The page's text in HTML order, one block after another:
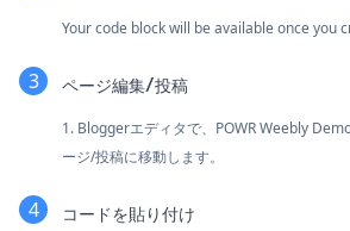
Your code block will be available once you
ページ編集/投稿
1. Bloggerエディタで、POWR Weebly
ージ/投稿に移動します。
コードを貼り付け